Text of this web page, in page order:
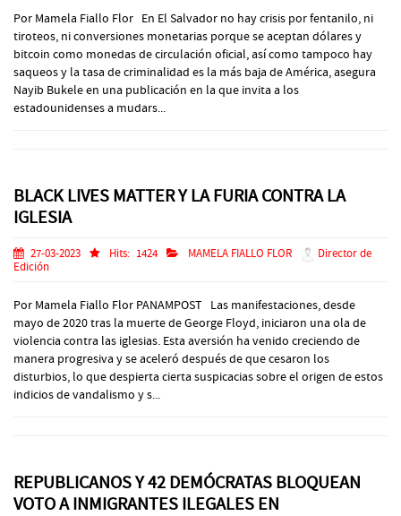
Por Mamela Fiallo Flor En El Salvador no hay crisis por fentanilo, ni
tiroteos, ni conversiones monetarias porque se aceptan dólares y
bitcoin como monedas de circulación oficial, así como tampoco hay
saqueos y la tasa de criminalidad es la más baja de América, asegura
Nayib Bukele en una publicación en la que invita a los
estadounidenses a mudars...
BLACK LIVES MATTER Y LA FURIA CONTRA LA
IGLESIA
27-03-2023 Hits: 1424 MAMELA FIALLO FLOR
Director de
Edición
Por Mamela Fiallo Flor PANAMPOST Las manifestaciones, desde
mayo de 2020 tras la muerte de George Floyd, iniciaron una ola de
violencia contra las iglesias. Esta aversión ha venido creciendo de
manera progresiva y se aceleró después de que cesaron los
disturbios, lo que despierta cierta suspicacias sobre el origen de estos
indicios de vandalismo y s...
REPUBLICANOS Y 42 DEMÓCRATAS BLOQUEAN
VOTO A INMIGRANTES ILEGALES EN